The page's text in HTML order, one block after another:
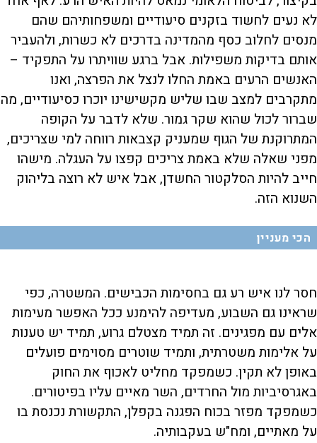
לא נעים לחשוד בזקנים סיעודיים ומשפחותיהם שהם
מנסים לחלוב כסף מהמדינה בדרכים לא כשרות, ולהעביר
אותם בדיקות משפילות. אבל ברגע שוויתרו על התפקיד –
האנשים הרעים באמת החלו לנצל את הפרצה, ואנו
מתקרבים למצב שבו שליש מקשישינו יוכרו כסיעודיים, מה
שברור לכול שהוא שקר גמור. שלא לדבר על הקופה
המתרוקנת של הגוף שמעניק קצבאות רווחה למי שצריכים,
מפני שאלה שלא באמת צריכים קפצו על העגלה. מישהו
חייב להיות הסלקטור החשדן, אבל איש לא רוצה בליהוק
השנוא הזה.
הכי מעניין
חסר לנו איש רע גם בחסימות הכבישים. המשטרה, כפי
שראינו גם השבוע, מעדיפה להימנע ככל האפשר מעימות
אלים עם מפגינים. זה תמיד מצטלם גרוע, תמיד יש טענות
על אלימות משטרתית, ותמיד שוטרים מסוימים פועלים
באופן לא תקין. כשמפקד מחליט לאכוף את החוק
באגרסיביות מול החרדים, השר מאיים עליו בפיטורים.
כשמפקד מפזר בכוח הפגנה בקפלן, התקשורת נכנסת בו
על מאתיים, ומח"ש בעקבותיה.